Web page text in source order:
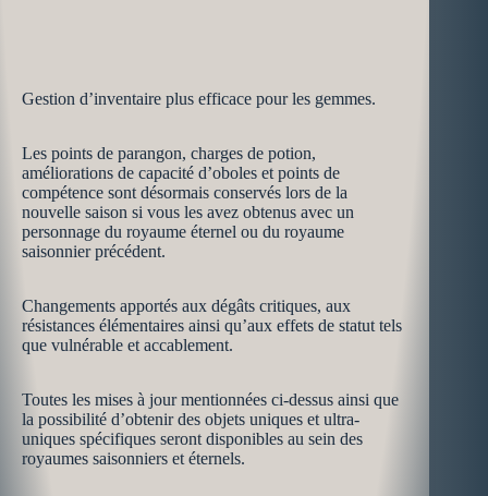
Gestion d’inventaire plus efficace pour les gemmes.
Les points de parangon, charges de potion,
améliorations de capacité d’oboles et points de
compétence sont désormais conservés lors de la
nouvelle saison si vous les avez obtenus avec un
personnage du royaume éternel ou du royaume
saisonnier précédent.
Changements apportés aux dégâts critiques, aux
résistances élémentaires ainsi qu’aux effets de statut tels
que vulnérable et accablement.
Toutes les mises à jour mentionnées ci-dessus ainsi que
la possibilité d’obtenir des objets uniques et ultra-
uniques spécifiques seront disponibles au sein des
royaumes saisonniers et éternels.